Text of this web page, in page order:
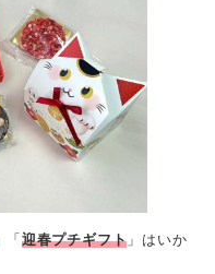
「 迎春プチギフト 」はいか